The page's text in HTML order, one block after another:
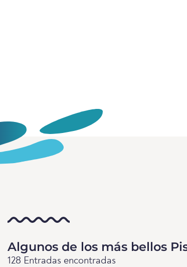
Algunos de los más bellos
128 Entradas encontradas